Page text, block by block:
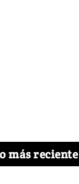
más reciente